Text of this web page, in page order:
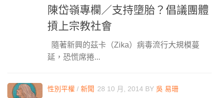
陳岱嶺專欄／支持墮胎？倡議團體
摃上宗教社會
隨著新興的茲卡（Zika）病毒流行大規模蔓
延，恐慌席捲...
性別平權 / 新聞 28 10 月, 2014 BY 吳 易珊